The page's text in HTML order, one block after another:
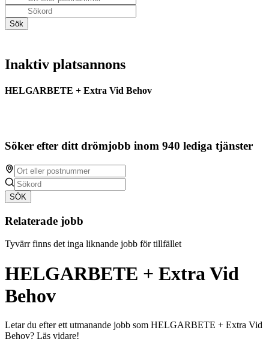
Inaktiv platsannons
HELGARBETE + Extra Vid Behov
Söker efter ditt drömjobb inom 940 lediga tjänster
SÖK
Relaterade jobb
Tyvärr finns det inga liknande jobb för tillfället
HELGARBETE + Extra Vid
Behov
Letar du efter ett utmanande jobb som HELGARBETE + Extra Vid
Behov? Läs vidare!